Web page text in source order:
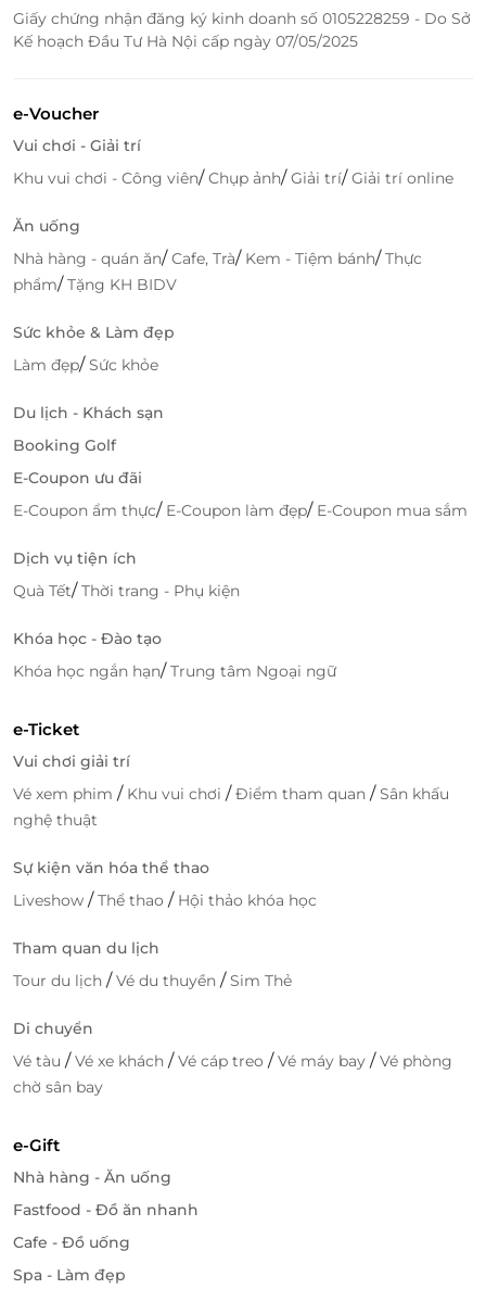
Điện di là phương pháp dưỡng da bằng cách đẩy
giúp làn da được phục hồi hiệu quả.
Đôi nét về Hệ thống Face Wash Fox
vụ về da như làm sạch, làm sáng, phục hồi da, dưỡng
được nhiều khách hàng quan tâm và lựa chọn.
Với đội ngũ chuyên gia và bác sĩ nhiều năm kinh
nhật và ứng dụng những công nghệ hàng đầu,
những giải pháp thẩm mỹ tiên tiến nhất hiện nay.
vụ tại hệ thống Face Wash Fox
Giấy chứng nhận đăng ký kinh doanh số 0105228259 - Do Sở
Kế hoạch Đầu Tư Hà Nội cấp ngày 07/05/2025
e-Voucher
Vui chơi - Giải trí
Khu vui chơi - Công viên/Chụp ảnh/Giải trí/Giải trí online
Ăn uống
Nhà hàng - quán ăn/Cafe, Trà/ Kem - Tiệm bánh/Thực
phẩm/Tặng KH BIDV
Sức khỏe & Làm đẹp
Làm đẹp/Sức khỏe
Du lịch - Khách sạn
Booking Golf
E-Coupon ưu đãi
E-Coupon ẩm thực/ E-Coupon làm đẹp/ E-Coupon mua sắm
Dịch vụ tiện ích
Quà Tết/Thời trang - Phụ kiện
Khóa học - Đào tạo
Khóa học ngắn hạn/Trung tâm Ngoại ngữ
e-Ticket
Vui chơi giải trí
Vé xem phim / Khu vui chơi /Điểm tham quan /Sân khấu
nghệ thuật
Sự kiện văn hóa thể thao
Liveshow /Thể thao / Hội thảo khóa học
Tham quan du lịch
Tour du lịch /Vé du thuyền /Sim Thẻ
Di chuyển
Vé tàu /Vé xe khách /Vé cáp treo /Vé máy bay /Vé phòng
chờ sân bay
e-Gift
Nhà hàng - Ăn uống
Fastfood - Đồ ăn nhanh
Cafe - Đồ uống
Spa - Làm đẹp